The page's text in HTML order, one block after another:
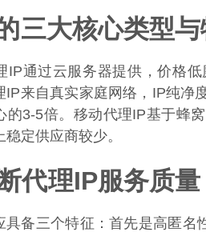
三大核心类型
IP通过云服务器提供，价格
IP来自真实家庭网络，IP纯净
的3-5倍。移动代理IP基于蜂
定供应商较少。
代理IP服务质量
具备三个特征：首先是高匿名